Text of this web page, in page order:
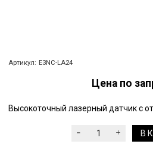
Артикул: E3NC-LA24
Цена по
Высокоточный лазерный датчик с
В